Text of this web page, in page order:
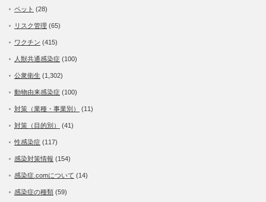
ペット (28)
リスク管理 (65)
ワクチン (415)
人獣共通感染症 (100)
公衆衛生 (1,302)
動物由来感染症 (100)
対策（業種・事業別） (11)
対策（目的別） (41)
性感染症 (117)
感染対策情報 (154)
感染症.comについて (14)
感染症の種類 (59)